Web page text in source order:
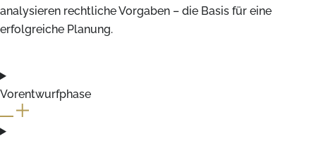
analysieren rechtliche Vorgaben – die Basis für eine
erfolgreiche Planung.
Vorentwurfphase